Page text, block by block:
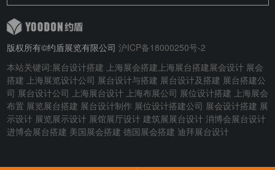
版权所有©约盾展览有限公司 沪ICP备18000250号-2
本站关键词:展台设计搭建 上海展会搭建 上海展台搭建展会设计 展会
搭建 上海展览设计公司 展台设计与搭建 展台设计及搭建 展台搭建公
司 展台设计公司 上海展台设计 上海布展公司 展位设计搭建 上海展会
布置 展览展台搭建 展台设计制作 展位设计搭建公司 展会设计搭建 展
示设计 展览展示设计 展馆展厅设计 建筑展展台设计 消博会展台设计
进博会展台搭建 美国展会搭建 德国展会搭建 迪拜展台设计